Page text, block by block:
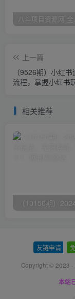
上一篇
（9526期）小红
流程，掌握小红书
相关推荐
友链申请
Copyright © 2023 ·
本站